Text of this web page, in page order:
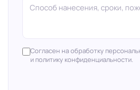
Согласен на обработку
и политику конфиденциальности.